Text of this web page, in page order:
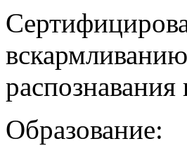
Образование: